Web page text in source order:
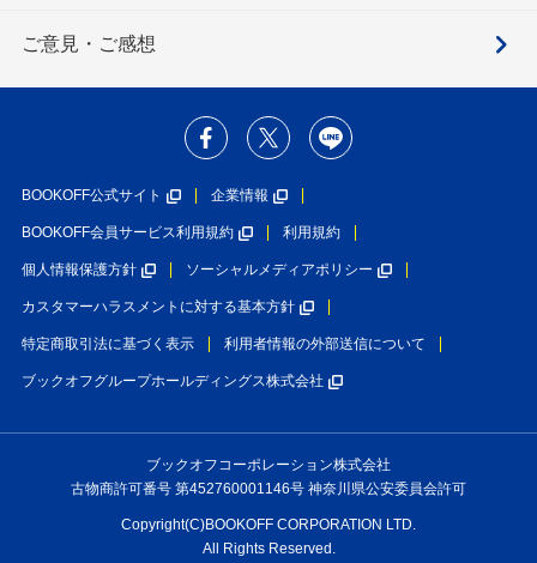
ご意見・ご感想
BOOKOFF公式サイト 企業情報
BOOKOFF会員サービス利用規約 利用規約
個人情報保護方針 ソーシャルメディアポリシー
カスタマーハラスメントに対する基本方針
特定商取引法に基づく表示 利用者情報の外部送信について
ブックオフグループホールディングス株式会社
ブックオフコーポレーション株式会社
古物商許可番号 第452760001146号 神奈川県公安委員会許可
Copyright(C)BOOKOFF CORPORATION LTD.
All Rights Reserved.